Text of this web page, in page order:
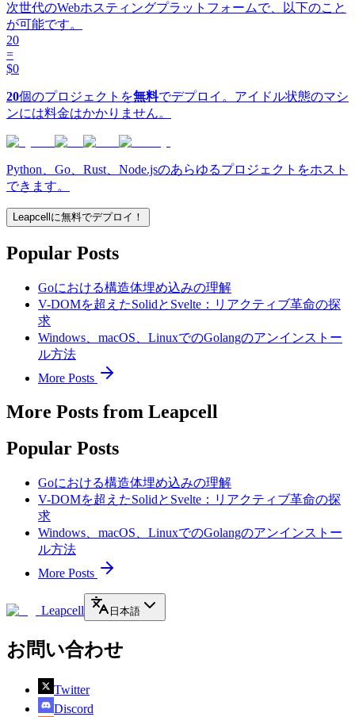
次世代のWebホスティングプラットフォームで、以下のこと
が可能です。
20
=
$0
20個のプロジェクトを無料でデプロイ。アイドル状態のマシ
ンには料金はかかりません。
Python、Go、Rust、Node.jsのあらゆるプロジェクトをホスト
できます。
Leapcellに無料でデプロイ！
Popular Posts
Goにおける構造体埋め込みの理解
V-DOMを超えたSolidとSvelte：リアクティブ革命の探
求
Windows、macOS、LinuxでのGolangのアンインストー
ル方法
More Posts
More Posts from Leapcell
Popular Posts
Goにおける構造体埋め込みの理解
V-DOMを超えたSolidとSvelte：リアクティブ革命の探
求
Windows、macOS、LinuxでのGolangのアンインストー
ル方法
More Posts
Leapcell 日本語
お問い合わせ
Twitter
Discord